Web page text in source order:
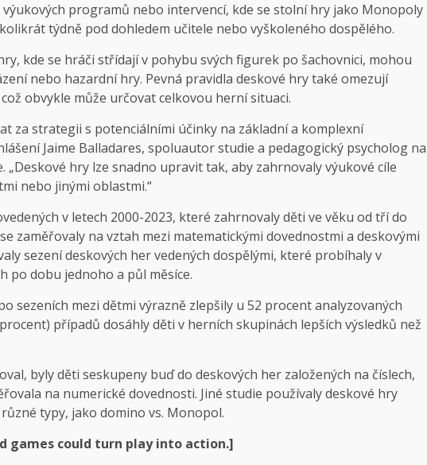
programů nebo intervencí, kde se stolní hry jako Monopoly
týdně pod dohledem učitele nebo vyškoleného dospělého.
kde se hráči střídají v pohybu svých figurek po šachovnici, mohou
nebo hazardní hry. Pevná pravidla deskové hry také omezují
obvykle může určovat celkovou herní situaci.
za strategii s potenciálními účinky na základní a komplexní
Jaime Balladares, spoluautor studie a pedagogický psycholog na
„Deskové hry lze snadno upravit tak, aby zahrnovaly výukové cíle
nebo jinými oblastmi.“
v letech 2000-2023, které zahrnovaly děti ve věku od tří do
zaměřovaly na vztah mezi matematickými dovednostmi a deskovými
sezení deskových her vedených dospělými, které probíhaly v
po dobu jednoho a půl měsíce.
sezeních mezi dětmi výrazně zlepšily u 52 procent analyzovaných
případů dosáhly děti v herních skupinách lepších výsledků než
byly děti seskupeny buď do deskových her založených na číslech,
na numerické dovednosti. Jiné studie používaly deskové hry
typy, jako domino vs. Monopol.
games could turn play into action.]